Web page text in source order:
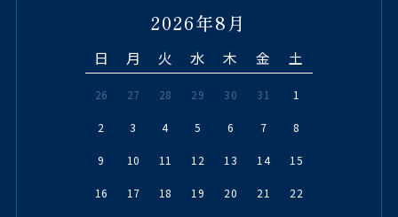
2026年8月
日 月 火 水 木 金 土
26 27 28 29 30 31 1
2 3 4 5 6 7 8
9 10 11 12 13 14 15
16 17 18 19 20 21 22